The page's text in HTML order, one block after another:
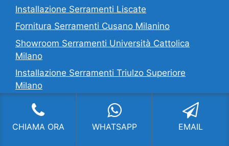
Installazione Serramenti Liscate
Fornitura Serramenti Cusano Milanino
Showroom Serramenti Università Cattolica
Milano
Installazione Serramenti Triulzo Superiore
Milano
Infissi Camparada
Fornitura Serramenti Muggiano Milano
CHIAMA ORA WHATSAPP EMAIL